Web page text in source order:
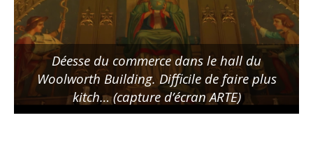
Déesse du commerce dans le hall du
Woolworth Building. Difficile de faire plus
kitch… (capture d’écran ARTE)